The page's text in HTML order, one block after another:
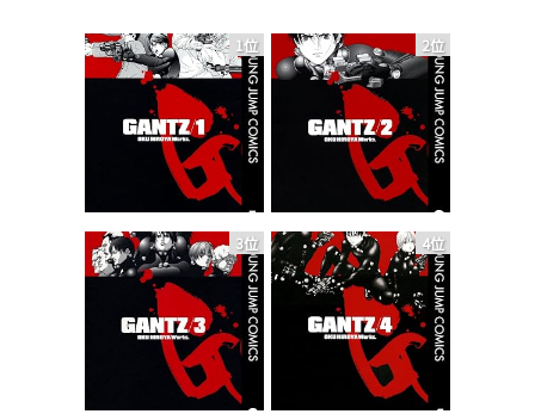
1位 2位
3位 4位